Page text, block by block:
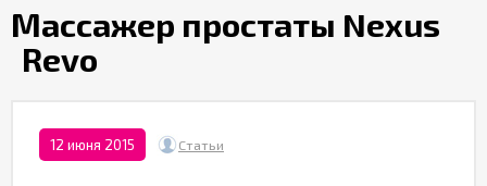
Партнерам
Служба
Контакты
​Массажер простаты Nexus
Revo
12 июня 2015 Статьи